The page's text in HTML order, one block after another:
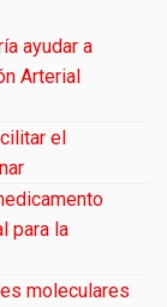
ayudar a
Arterial
el
para la
moleculares